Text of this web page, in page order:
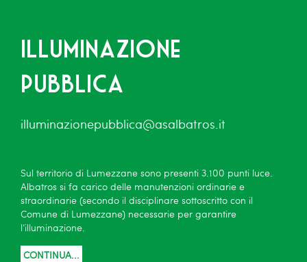
Illuminazione
pubblica
illuminazionepubblica@asalbatros.it
Sul territorio di Lumezzane sono presenti 3.100 punti luce.
Albatros si fa carico delle manutenzioni ordinarie e
straordinarie (secondo il disciplinare sottoscritto con il
Comune di Lumezzane) necessarie per garantire
l’illuminazione.
CONTINUA...